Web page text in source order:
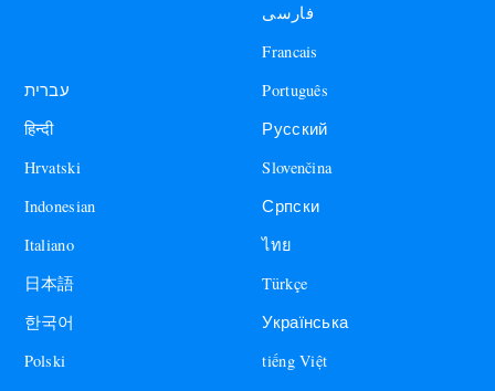
فارسی
Francais
עברית
हिन्दी
Hrvatski
Indonesian
Italiano
日本語
한국어
Polski
Português
Русский
Slovenčina
Српски
ไทย
Türkçe
Українська
tiếng Việt